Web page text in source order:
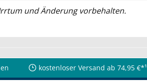
und Änderung vorbehalten.
kostenloser Versand ab 74,95 €*¹